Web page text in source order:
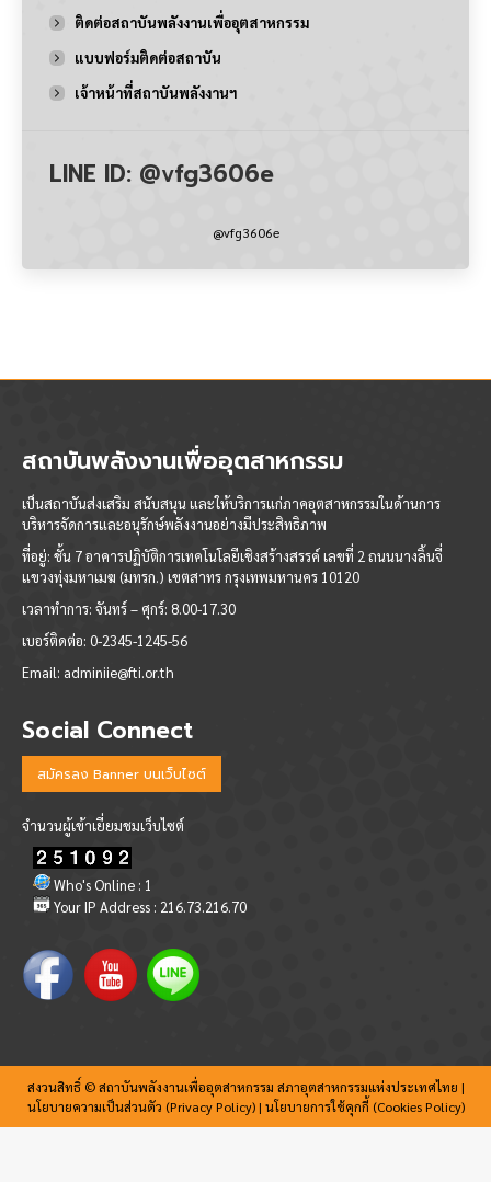
ติดต่อสถาบันพลังงานเพื่ออุตสาหกรรม
แบบฟอร์มติดต่อสถาบัน
เจ้าหน้าที่สถาบันพลังงานฯ
LINE ID: @vfg3606e
@vfg3606e
สถาบันพลังงานเพื่ออุตสาหกรรม
เป็นสถาบันส่งเสริม สนับสนุน และให้บริการแก่ภาคอุตสาหกรรมในด้านการ
บริหารจัดการและอนุรักษ์พลังงานอย่างมีประสิทธิภาพ
ที่อยู่: ชั้น 7 อาคารปฏิบัติการเทคโนโลยีเชิงสร้างสรรค์ เลขที่ 2 ถนนนางลิ้นจี่
แขวงทุ่งมหาเมฆ (มทรก.) เขตสาทร กรุงเทพมหานคร 10120
เวลาทำการ: จันทร์ – ศุกร์: 8.00-17.30
เบอร์ติดต่อ: 0-2345-1245-56
Email: adminiie@fti.or.th
Social Connect
สมัครลง Banner บนเว็บไซต์
จำนวนผู้เข้าเยี่ยมชมเว็บไซต์
Who's Online : 1
Your IP Address : 216.73.216.70
สงวนสิทธิ์ © สถาบันพลังงานเพื่ออุตสาหกรรม สภาอุตสาหกรรมแห่งประเทศไทย |
นโยบายความเป็นส่วนตัว (Privacy Policy)| นโยบายการใช้คุกกี้ (Cookies Policy)